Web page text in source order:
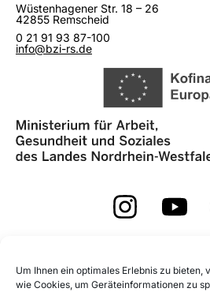
Um Ihnen ein optimales Erlebnis zu bieten,
wie Cookies, um Geräteinformationen zu
Wüstenhagener Str. 18 – 26
42855 Remscheid
0 21 91 93 87-100
info@bzi-rs.de